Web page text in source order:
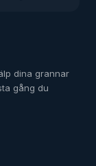
dina grannar
gång du